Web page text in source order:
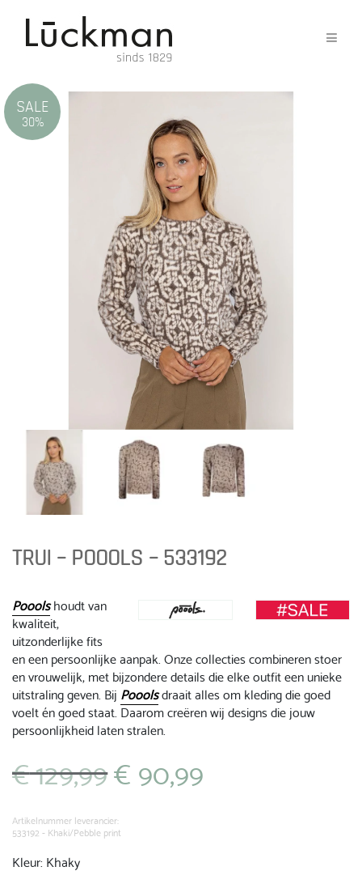
SALE
30%
TRUI – POOOLS – 533192
Pooolshoudt van
kwaliteit,
uitzonderlijke fits
en een persoonlijke aanpak. Onze collecties combineren stoer
en vrouwelijk, met bijzondere details die elke outfit een unieke
uitstraling geven. Bij Pooolsdraait alles om kleding die goed
voelt én goed staat. Daarom creëren wij designs die jouw
persoonlijkheid laten stralen.
€129,99 Oorspronkelijke
prijs
€ 129,99.
€90,99
Artikelnummer leverancier:
533192 - Khaki/Pebble print
Kleur: Khaky